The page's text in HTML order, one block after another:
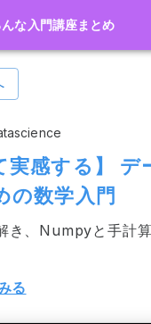
んな入門講座まとめ
実感する】
の数学入門
き、Numpyと手計
る